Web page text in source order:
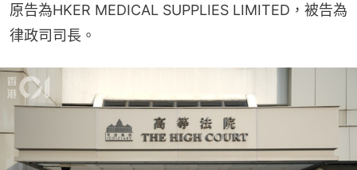
原告為HKER MEDICAL SUPPLIES LIMITED，被告為
律政司司長。